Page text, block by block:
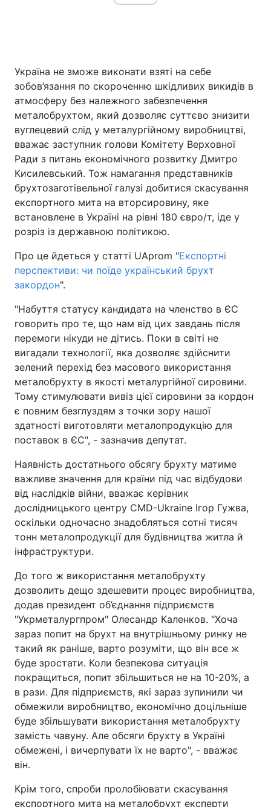
Україна не зможе виконати взяті на себе
зобов’язання по скороченню шкідливих викидів в
атмосферу без належного забезпечення
металобрухтом, який дозволяє суттєво знизити
вуглецевий слід у металургійному виробництві,
вважає заступник голови Комітету Верховної
Ради з питань економічного розвитку Дмитро
Кисилевський. Тож намагання представників
брухтозаготівельної галузі добитися скасування
експортного мита на вторсировину, яке
встановлене в Україні на рівні 180 євро/т, іде у
розріз із державною політикою.
Про це йдеться у статті UAprom "Експортні
перспективи: чи поїде український брухт
закордон".
"Набуття статусу кандидата на членство в ЄС
говорить про те, що нам від цих завдань після
перемоги нікуди не дітись. Поки в світі не
вигадали технології, яка дозволяє здійснити
зелений перехід без масового використання
металобрухту в якості металургійної сировини.
Тому стимулювати вивіз цієї сировини за кордон
є повним безглуздям з точки зору нашої
здатності виготовляти металопродукцію для
поставок в ЄС", - зазначив депутат.
Наявність достатнього обсягу брухту матиме
важливе значення для країни під час відбудови
від наслідків війни, вважає керівник
дослідницького центру CMD-Ukraine Ігор Гужва,
оскільки одночасно знадобляться сотні тисяч
тонн металопродукції для будівництва житла й
інфраструктури.
До того ж використання металобрухту
дозволить дещо здешевити процес виробництва,
додав президент об’єднання підприємств
"Укрметалургпром" Олесандр Каленков. "Хоча
зараз попит на брухт на внутрішньому ринку не
такий як раніше, варто розуміти, що він все ж
буде зростати. Коли безпекова ситуація
покращиться, попит збільшиться не на 10-20%, а
в рази. Для підприємств, які зараз зупинили чи
обмежили виробництво, економічно доцільніше
буде збільшувати використання металобрухту
замість чавуну. Але обсяги брухту в Україні
обмежені, і вичерпувати їх не варто", - вважає
він.
Крім того, спроби пролобіювати скасування
експортного мита на металобрухт експерти